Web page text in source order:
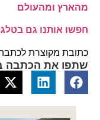
מהארץ ומהעולם
חפשו אותנו גם
כתובת מקוצרת לכתבה
שתפו את הכתבה